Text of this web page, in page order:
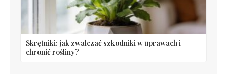
Skrętniki: jak zwalczać szkodniki w uprawach i
chronić rośliny?